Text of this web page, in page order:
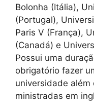
Bolonha (Itália),
(Portugal),
Paris V (França),
(Canadá) e
Possui uma
obrigatório fazer
universidade além
ministradas em